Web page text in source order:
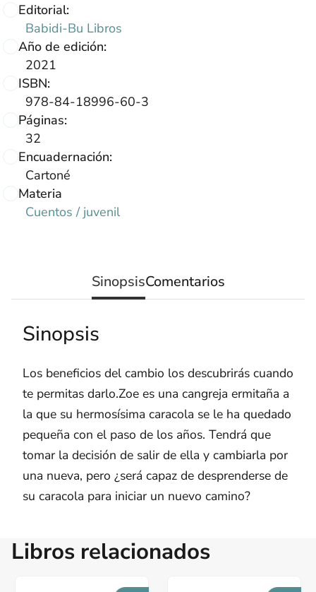
Editorial:
Babidi-Bu Libros
Año de edición:
2021
ISBN:
978-84-18996-60-3
Páginas:
32
Encuadernación:
Cartoné
Materia
Cuentos / juvenil
SinopsisComentarios
Sinopsis
Los beneficios del cambio los descubrirás cuando
te permitas darlo.Zoe es una cangreja ermitaña a
la que su hermosísima caracola se le ha quedado
pequeña con el paso de los años. Tendrá que
tomar la decisión de salir de ella y cambiarla por
una nueva, pero ¿será capaz de desprenderse de
su caracola para iniciar un nuevo camino?
Libros relacionados